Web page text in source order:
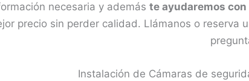
necesaria y además te ayudaremos
precio sin perder calidad. Llámanos o
Instalación de Cámaras de